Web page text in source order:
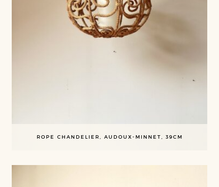
ROPE CHANDELIER, AUDOUX-MINNET, 39CM